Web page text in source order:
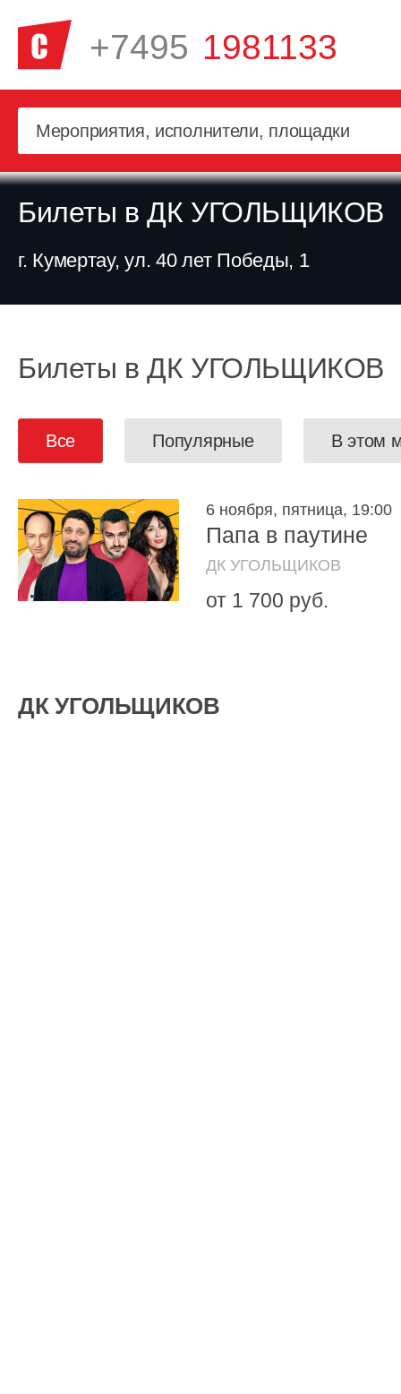
+7495 1981133
Билеты в ДК УГОЛЬЩИКОВ
г. Кумертау, ул. 40 лет Победы, 1
Билеты в ДК УГОЛЬЩИКОВ
Все Популярные В этом
6 ноября, пятница, 19:00
Папа в паутине
ДК УГОЛЬЩИКОВ
от 1 700 руб.
ДК УГОЛЬЩИКОВ